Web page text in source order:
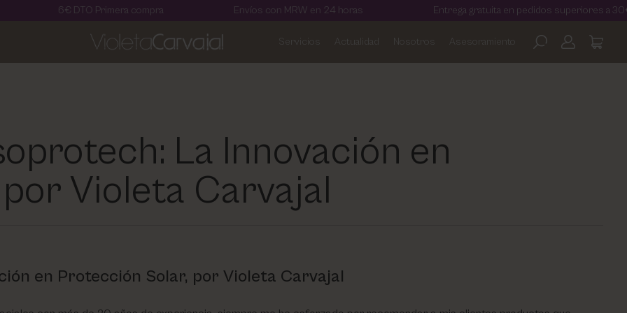
6€ DTO Primera compra Envíos con MRW en 24 horas Entrega gratuita en pedidos superiores a 30€
Servicios Actualidad Nosotros Asesoramiento
La Innovación en
Violeta Carvajal
en Protección Solar, por Violeta Carvajal